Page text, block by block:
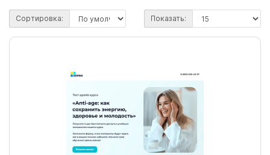
Сортировка: Показать: